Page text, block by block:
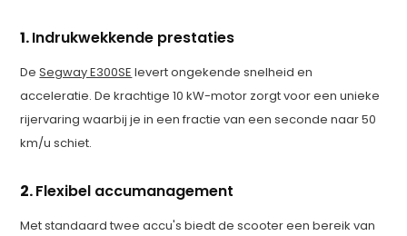
1.Indrukwekkende prestaties
DeSegway E300SE levert ongekende snelheid en
acceleratie. De krachtige 10 kW-motor zorgt voor een unieke
rijervaring waarbij je in een fractie van een seconde naar 50
km/u schiet.
2.Flexibel accumanagement
Met standaard twee accu's biedt de scooter een bereik van